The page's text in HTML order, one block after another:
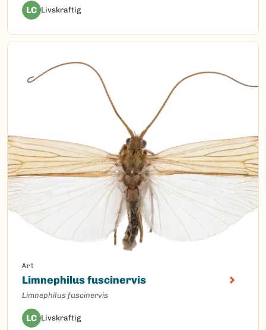
LC Livskraftig
Art
Limnephilus fuscinervis
Limnephilus fuscinervis
LC Livskraftig